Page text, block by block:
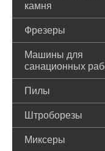
камня
Фрезеры
Машины для
санационных
Пилы
Штроборезы
Миксеры